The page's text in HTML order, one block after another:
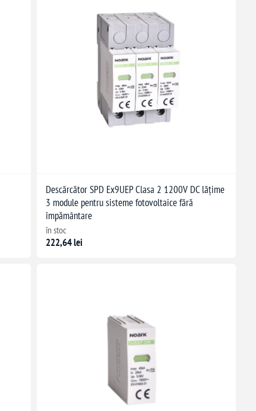
Descărcător SPD Ex9UEP Clasa 2 1200V DC lățime
3 module pentru sisteme fotovoltaice fără
împământare
în stoc
222,64 lei